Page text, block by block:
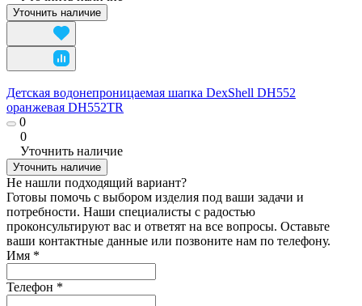
Уточнить наличие
Детская водонепроницаемая шапка DexShell DH552
оранжевая DH552TR
0
0
Уточнить наличие
Уточнить наличие
Не нашли подходящий вариант?
Готовы помочь с выбором изделия под ваши задачи и
потребности. Наши специалисты с радостью
проконсультируют вас и ответят на все вопросы. Оставьте
ваши контактные данные или позвоните нам по телефону.
Имя *
Телефон *